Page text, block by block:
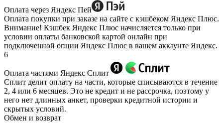
Оплата через Яндекс Пей
Оплата покупки при заказе на сайте с кэшбеком Яндекс Плюс.
Внимание! Кэшбек Яндекс Плюс начисляется только при
условии оплаты банковской картой онлайн при
подключенной опции Яндекс Плюс в вашем аккаунте Яндекс.
6
Оплата частями Яндекс Сплит
Сплит делит оплату на части, которые списываются в течение
2, 4 или 6 месяцев. Это не кредит и не рассрочка, поэтому у
него нет длинных анкет, проверки кредитной истории и
скрытых условий.
Обмен и возврат